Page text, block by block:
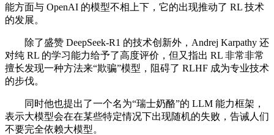
能方面与 OpenAI 的模型不相上下，它的出现推动了 RL 技术
的发展。
除了盛赞 DeepSeek-R1 的技术创新外，Andrej Karpathy 还
对纯 RL 的学习能力给予了高度评价，但又指出 RL 非常非常
擅长发现一种方法来“欺骗”模型，阻碍了 RLHF 成为专业技术
的步伐。
同时他也提出了一个名为“瑞士奶酪”的 LLM 能力框架，
表示大模型会在在某些特定情况下出现随机的失败，告诫人们
不要完全依赖大模型。